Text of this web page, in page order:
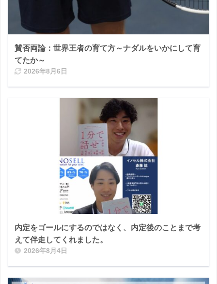
賛否両論：世界王者の育て方～ナダルをいかにして育
てたか～
2026年8月6日
内定をゴールにするのではなく、内定後のことまで考
えて伴走してくれました。
2026年8月4日